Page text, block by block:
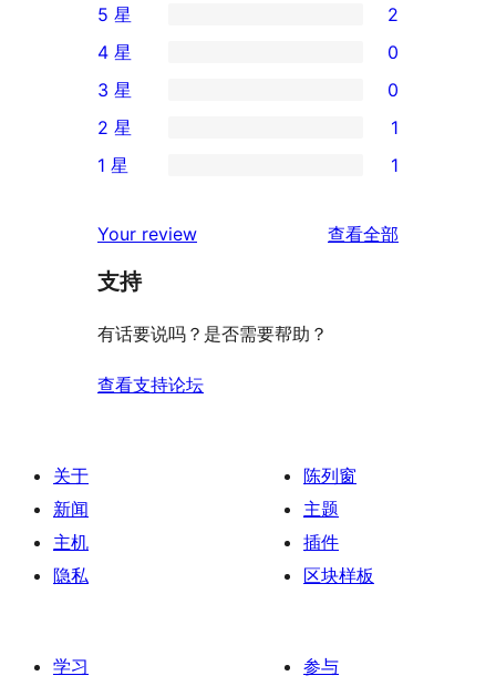
2
条
5
星
评
5 星 2
条
4
星
价
4 星 0
0
条
3
评
价
3 星 0
条
星
评
2 星 1
1
星
价
1 星 1
Your review 查看全部
支持
有话要说吗？是否需要帮助？
查看支持论坛
关于
新闻
主机
隐私
陈列窗
主题
插件
区块样板
学习
参与